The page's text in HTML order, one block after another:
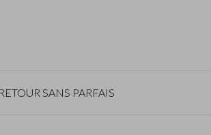
RETOUR SANS PARFAIS